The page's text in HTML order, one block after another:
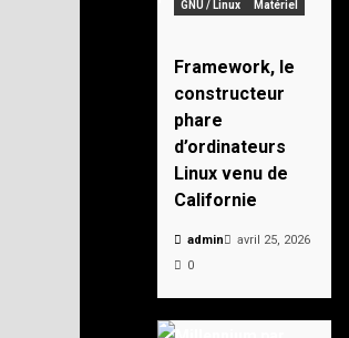
GNU / Linux Matériel
Framework, le
constructeur
phare
d’ordinateurs
Linux venu de
Californie
admin
avril 25, 2026
0